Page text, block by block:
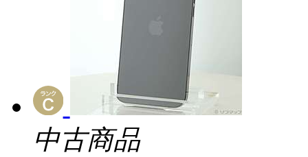
中古商品